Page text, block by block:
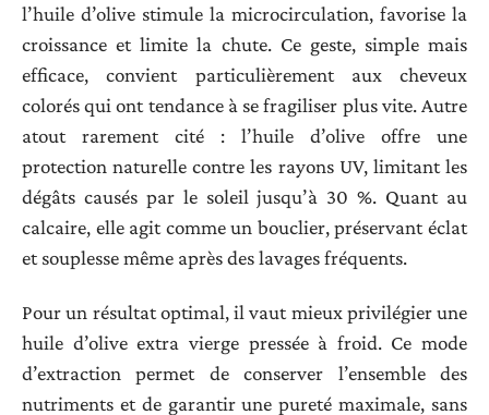
l’huile d’olive stimule la microcirculation, favorise la
croissance et limite la chute. Ce geste, simple mais
efficace, convient particulièrement aux cheveux
colorés qui ont tendance à se fragiliser plus vite. Autre
atout rarement cité : l’huile d’olive offre une
protection naturelle contre les rayons UV, limitant les
dégâts causés par le soleil jusqu’à 30 %. Quant au
calcaire, elle agit comme un bouclier, préservant éclat
et souplesse même après des lavages fréquents.
Pour un résultat optimal, il vaut mieux privilégier une
huile d’olive extra vierge pressée à froid. Ce mode
d’extraction permet de conserver l’ensemble des
nutriments et de garantir une pureté maximale, sans